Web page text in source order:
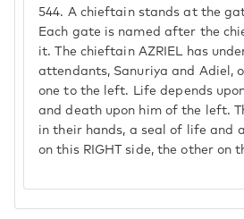
544. A chieftain stands at the
Each gate is named after the
it. The chieftain AZRIEL has
attendants, Sanuriya and Adiel,
one to the left. Life depends
and death upon him of the left.
in their hands, a seal of life and
on this RIGHT side, the other on